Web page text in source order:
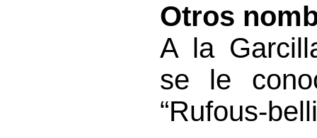
Otros
A la
se le
“Rufous-